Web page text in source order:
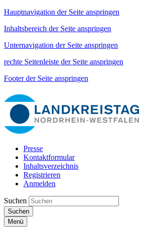
Hauptnavigation der Seite anspringen
Inhaltsbereich der Seite anspringen
Unternavigation der Seite anspringen
rechte Seitenleiste der Seite anspringen
Footer der Seite anspringen
Presse
Kontaktformular
Inhaltsverzeichnis
Registrieren
Anmelden
Suchen
Suchen
Menü